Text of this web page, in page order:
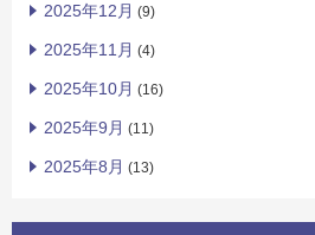
2025年12月 (9)
2025年11月 (4)
2025年10月 (16)
2025年9月 (11)
2025年8月 (13)